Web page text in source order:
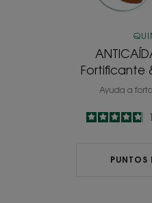
Fortificante
Ayuda a
/5
PUNTOS